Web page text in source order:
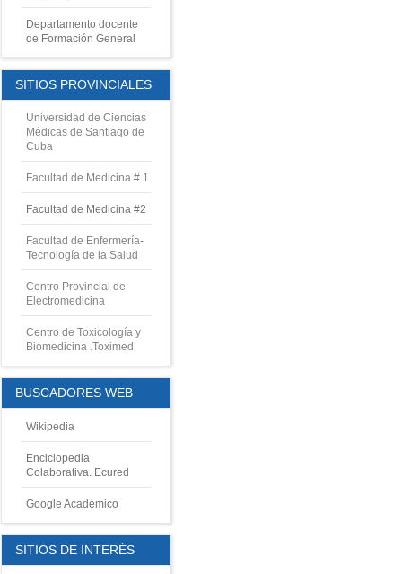
Departamento docente
de Formación General
SITIOS PROVINCIALES
Universidad de Ciencias
Médicas de Santiago de
Cuba
Facultad de Medicina # 1
Facultad de Medicina #2
Facultad de Enfermería-
Tecnología de la Salud
Centro Provincial de
Electromedicina
Centro de Toxicología y
Biomedicina .Toximed
BUSCADORES WEB
Wikipedia
Enciclopedia
Colaborativa. Ecured
Google Académico
SITIOS DE INTERÉS